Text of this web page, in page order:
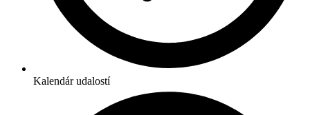
Kalendár udalostí